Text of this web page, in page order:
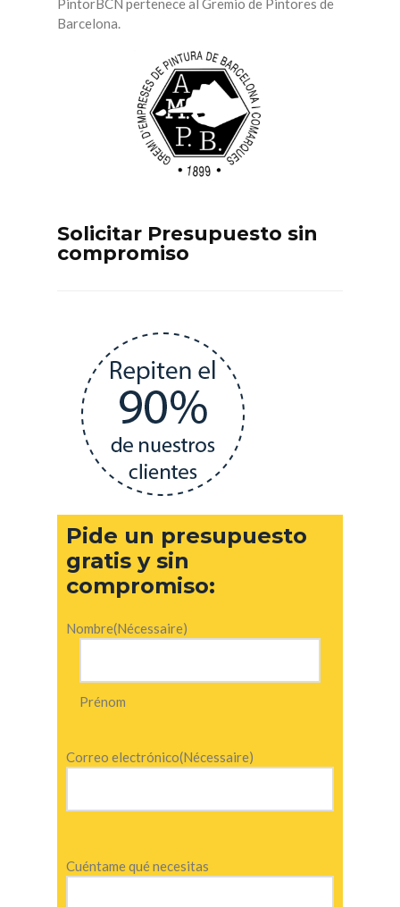
PintorBCN pertenece al Gremio de Pintores de
Barcelona.
Solicitar Presupuesto sin
compromiso
Pide un presupuesto
gratis y sin
compromiso:
Nombre(Nécessaire)
Prénom
Correo electrónico(Nécessaire)
Cuéntame qué necesitas